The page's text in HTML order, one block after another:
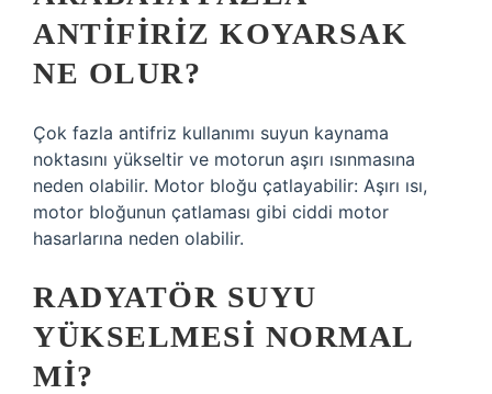
ANTIFIRIZ KOYARSAK
NE OLUR?
Çok fazla antifriz kullanımı suyun kaynama
noktasını yükseltir ve motorun aşırı ısınmasına
neden olabilir. Motor bloğu çatlayabilir: Aşırı ısı,
motor bloğunun çatlaması gibi ciddi motor
hasarlarına neden olabilir.
RADYATÖR SUYU
YÜKSELMESI NORMAL
MI?